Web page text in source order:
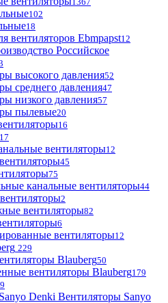
102
18
вентиляторов Ebmpapst12
Российское
высокого давления52
среднего давления47
низкого давления57
пылевые20
16
17
вентиляторы12
45
75
канальные вентиляторы44
2
вентиляторы82
6
вентиляторы12
229
Blauberg50
вентиляторы Blauberg179
9
Вентиляторы Sanyo